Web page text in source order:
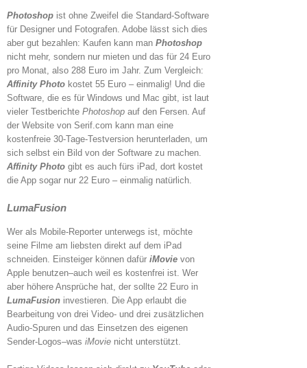
Photoshop ist ohne Zweifel die Standard-Software
für Designer und Fotografen. Adobe lässt sich dies
aber gut bezahlen: Kaufen kann man Photoshop
nicht mehr, sondern nur mieten und das für 24 Euro
pro Monat, also 288 Euro im Jahr. Zum Vergleich:
Affinity Photo kostet 55 Euro – einmalig! Und die
Software, die es für Windows und Mac gibt, ist laut
vieler Testberichte Photoshop auf den Fersen. Auf
der Website von Serif.com kann man eine
kostenfreie 30-Tage-Testversion herunterladen, um
sich selbst ein Bild von der Software zu machen.
Affinity Photo gibt es auch fürs iPad, dort kostet
die App sogar nur 22 Euro – einmalig natürlich.
LumaFusion
Wer als Mobile-Reporter unterwegs ist, möchte
seine Filme am liebsten direkt auf dem iPad
schneiden. Einsteiger können dafür iMovie von
Apple benutzen–auch weil es kostenfrei ist. Wer
aber höhere Ansprüche hat, der sollte 22 Euro in
LumaFusion investieren. Die App erlaubt die
Bearbeitung von drei Video- und drei zusätzlichen
Audio-Spuren und das Einsetzen des eigenen
Sender-Logos–was iMovie nicht unterstützt.